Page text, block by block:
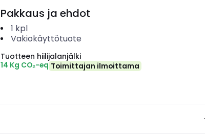
Pakkaus ja ehdot
1 kpl
Vakiokäyttötuote
Tuotteen hiilijalanjälki
14 Kg CO₂-eq Toimittajan ilmoittama